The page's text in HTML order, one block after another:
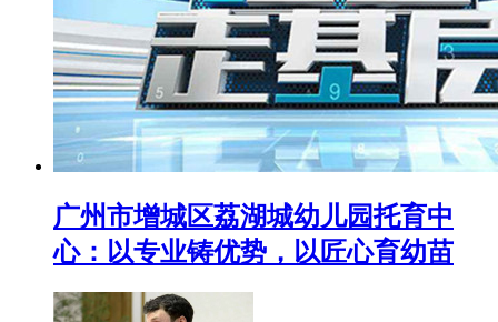
广州市增城区荔湖城幼儿园托育中
心：以专业铸优势，以匠心育幼苗